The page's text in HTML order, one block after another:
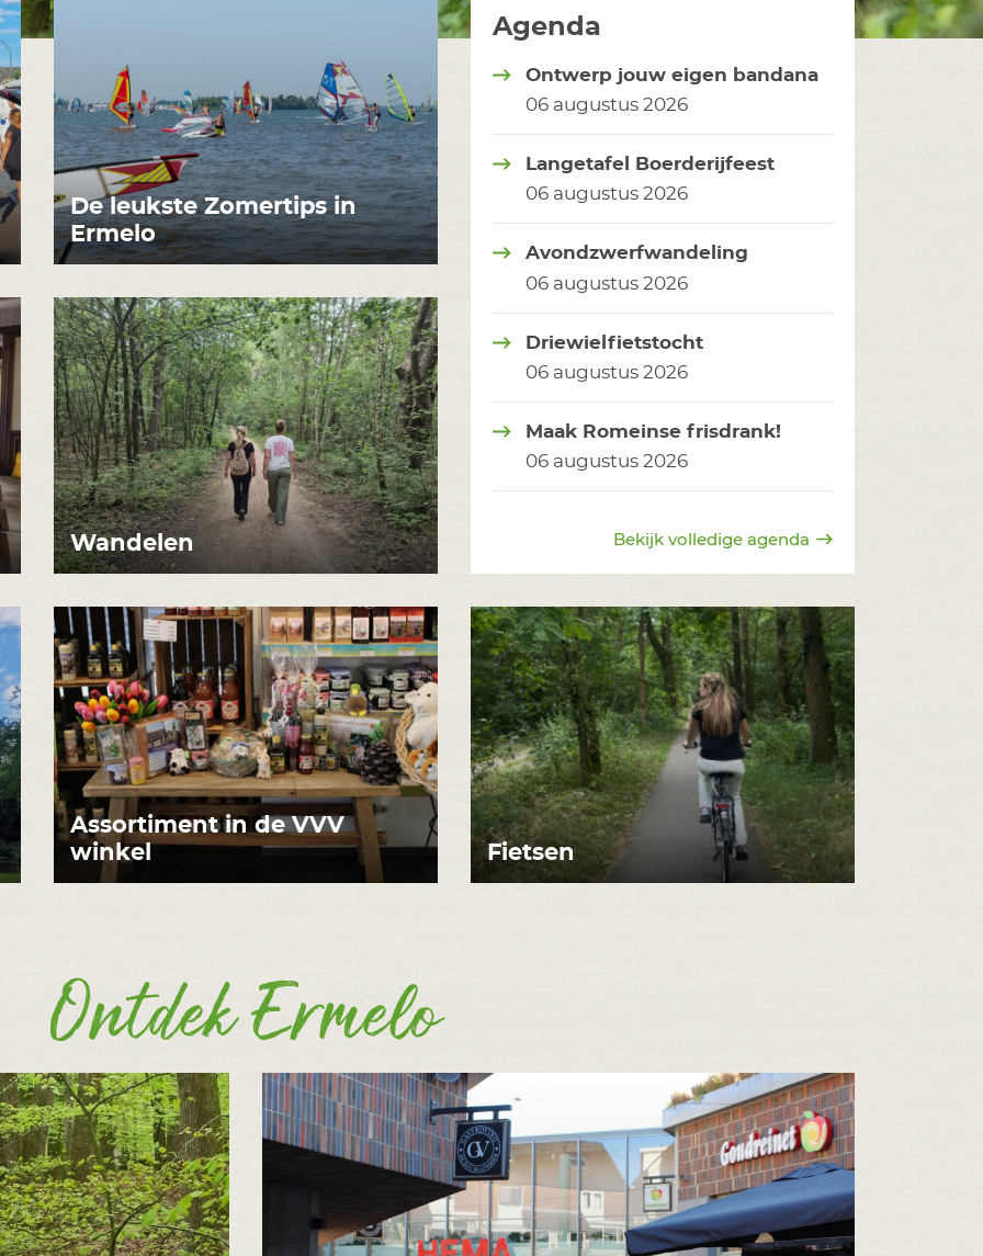
De leukste Zomertips in
Ermelo
Wandelen
Assortiment in de VVV
winkel
Fietsen
Agenda
Ontwerp jouw eigen bandana
06 augustus 2026
Langetafel Boerderijfeest
06 augustus 2026
Avondzwerfwandeling
06 augustus 2026
Driewielfietstocht
06 augustus 2026
Maak Romeinse frisdrank!
06 augustus 2026
Bekijk volledige agenda
Ontdek Ermelo